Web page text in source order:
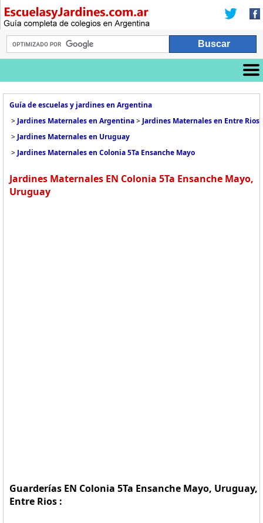
Guía de escuelas y jardines en Argentina
> Jardines Maternales en Argentina> Jardines Maternales en Entre Rios
> Jardines Maternales en Uruguay
> Jardines Maternales en Colonia 5Ta Ensanche Mayo
Jardines Maternales EN Colonia 5Ta Ensanche Mayo,
Uruguay
Guarderías EN Colonia 5Ta Ensanche Mayo, Uruguay,
Entre Rios :